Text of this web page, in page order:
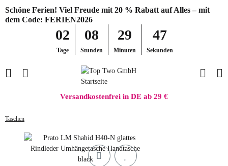
Schöne Ferien! Viel Freude mit 20 % Rabatt auf Alles – mit
dem Code: FERIEN2026
02
Tage
08
Stunden
29
Minuten
47
Sekunden
Versandkostenfrei in DE ab 29 €
Taschen